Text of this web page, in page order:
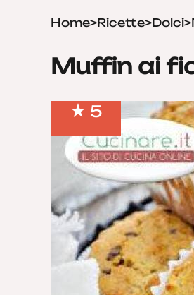
Home>Ricette>Dolci>
Muffin ai
5